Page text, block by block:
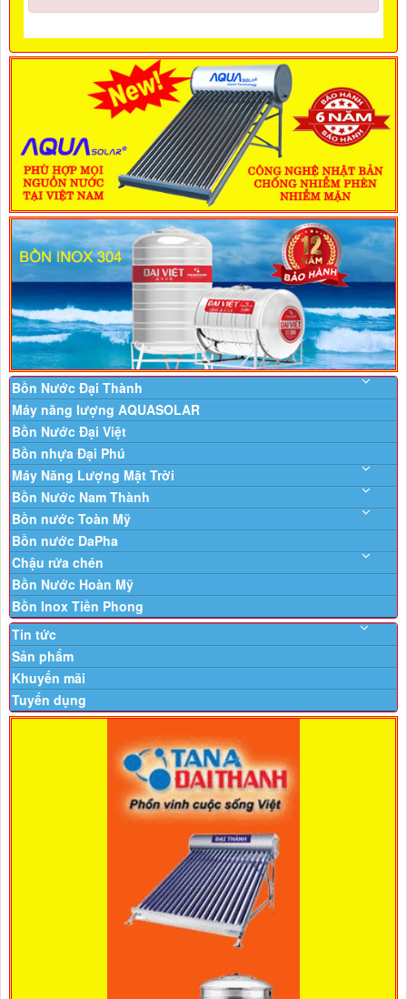
Bồn Nước Đại Thành
Máy năng lượng AQUASOLAR
Bồn Nước Đại Việt
Bồn nhựa Đại Phú
Máy Năng Lượng Mặt Trời
Bồn Nước Nam Thành
Bồn nước Toàn Mỹ
Bồn nước DaPha
Chậu rửa chén
Bồn Nước Hoàn Mỹ
Bồn Inox Tiền Phong
Tin tức
Sản phẩm
Khuyến mãi
Tuyển dụng